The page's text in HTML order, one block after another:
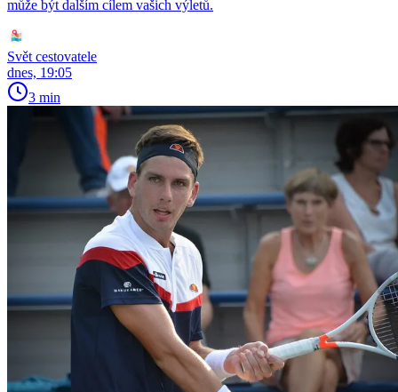
může být dalším cílem vašich výletů.
Svět cestovatele
dnes, 19:05
3 min